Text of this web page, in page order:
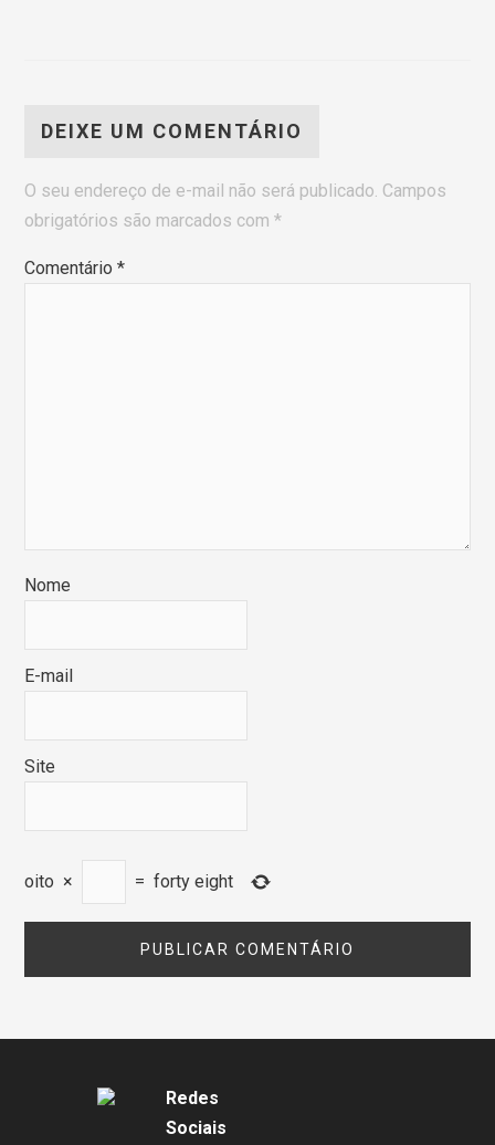
DEIXE UM COMENTÁRIO
O seu endereço de e-mail não será publicado. Campos
obrigatórios são marcados com*
Comentário*
Nome
E-mail
Site
oito × = forty eight
Redes
Sociais